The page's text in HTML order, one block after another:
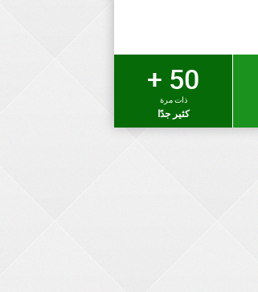
50 +
ذات مرة
كثير جدًا